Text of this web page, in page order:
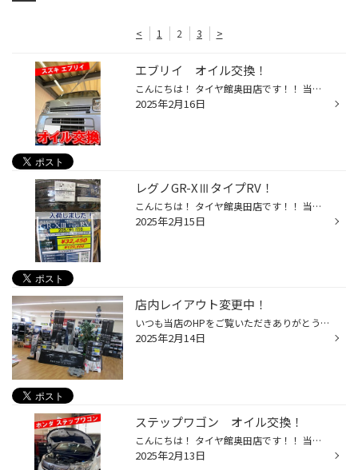
< 1 2 3 >
エブリイ オイル交換！
こんにちは！ タイヤ館奥田店です！！ 当店のHPをご覧いただきありがとうございますヾ(≧▽≦)ﾉ 今回はスズキ・エブリイのオイル交換作業をご紹介☆ 現状のオイルを抜いていきます 新しいオイルを注入します スノコ エコロード5W30をお選びいただきました 交換サイクルは6か月、もしくは5,000ｋｍ走行後...
2025年2月16日
レグノGR-XⅢタイプRV！
こんにちは！ タイヤ館奥田店です！！ 当店のHPをご覧いただきありがとうございます(#^^#) 新商品入荷しました！ レグノGR-XⅢタイプRV！ RV専用パタン設計で、ミニバンやコンパクトSUVにぴったりのタイヤです♪ 詳しくはこちらをご覧ください→ GR-XIII TYPE RV 製品特徴：空間品質と走行性能、サステ...
2025年2月15日
店内レイアウト変更中！
いつも当店のHPをご覧いただきありがとうございます。 本日は、店内のタイヤを冬タイヤから夏タイヤへと入替をしています。 皆さまが入りやすくて、見やすい様にお店作りを頑張ります！
2025年2月14日
ステップワゴン オイル交換！
こんにちは！ タイヤ館奥田店です！！ 当店のHPをご覧いただきありがとうございます(^^♪ 今回はホンダ・ステップワゴンのオイル交換作業をご紹介☆ 現状のオイルを抜き、新しいオイルを注入します スノコ・エコMAX 0W20をお選びいただきました 100％化学合成油で、交換推奨が7,000㎞ または8ヶ月のど...
2025年2月13日